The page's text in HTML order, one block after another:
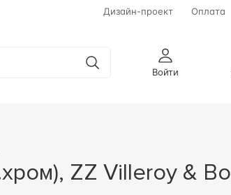
Дизайн-проект Оплата
Войти